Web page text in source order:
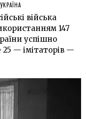
УКРАЇНА
війська
147
успішно
— імітаторів —